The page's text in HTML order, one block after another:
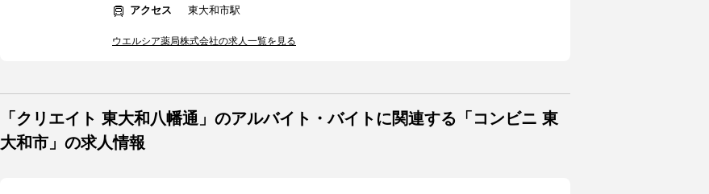
アクセス
東大和市駅
ウエルシア薬局株式会社の求人一覧を見る
「クリエイト 東大和八幡通」のアルバイト・バイトに関連する「コンビニ 東
大和市」の求人情報